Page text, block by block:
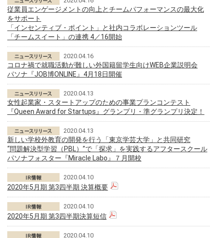
従業員エンゲージメントの向上とチームパフォーマンスの最大化
をサポート
「インセンティブ・ポイント」と社内コラボレーションツール
「チームスイート」の連携 4／16開始
2020.04.16
コロナ禍で就職活動が難しい外国籍留学生向けWEB企業説明会
パソナ『JOB博ONLINE』4月18日開催
2020.04.13
女性起業家・スタートアップのための事業プランコンテスト
『Queen Award for Startups』グランプリ・準グランプリ決定！
2020.04.13
新しい学校外教育の開発を行う「東京学芸大学」と共同研究
“問題解決型学習（PBL）”で「探求」を実践するアフタースクール
パソナフォスター『Miracle Labo』７月開校
2020.04.10
2020年5月期 第3四半期 決算概要
2020.04.10
2020年5月期 第3四半期決算短信
2020.04.10